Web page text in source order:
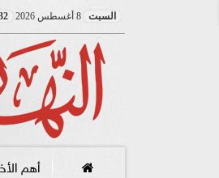
السبت 8 أغسطس 2026
أهم